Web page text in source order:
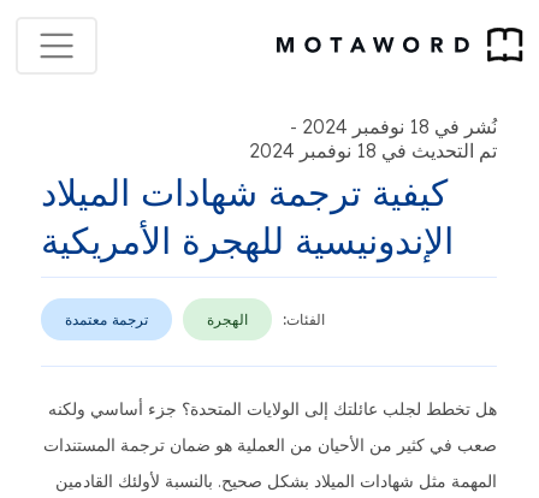
نُشر في 18 نوفمبر 2024 -
تم التحديث في 18 نوفمبر 2024
كيفية ترجمة شهادات الميلاد
الإندونيسية للهجرة الأمريكية
الفئات: الهجرة ترجمة معتمدة
هل تخطط لجلب عائلتك إلى الولايات المتحدة؟ جزء أساسي ولكنه
صعب في كثير من الأحيان من العملية هو ضمان ترجمة المستندات
المهمة مثل شهادات الميلاد بشكل صحيح. بالنسبة لأولئك القادمين